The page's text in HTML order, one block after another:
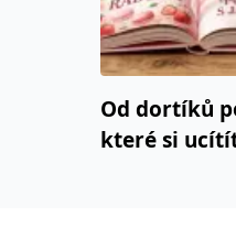
Od dortíků
které si